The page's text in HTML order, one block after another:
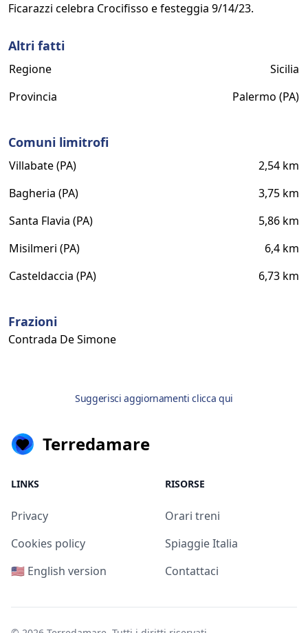
Ficarazzi celebra Crocifisso e festeggia 9/14/23.
Altri fatti
Regione
Sicilia
Provincia
Palermo (PA)
Comuni limitrofi
Villabate (PA)
2,54 km
Bagheria (PA)
3,75 km
Santa Flavia (PA)
5,86 km
Misilmeri (PA)
6,4 km
Casteldaccia (PA)
6,73 km
Frazioni
Contrada De Simone
Suggerisci aggiornamenti clicca qui
Terredamare
LINKS
Privacy
Cookies policy
🇺🇸 English version
RISORSE
Orari treni
Spiaggie Italia
Contattaci